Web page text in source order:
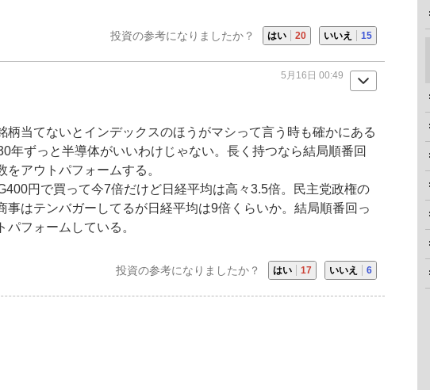
投資の参考になりましたか？ はい 20 いいえ 15
5月16日 00:49
柄当てないとインデックスのほうがマシって言う時も確かにある
年ずっと半導体がいいわけじゃない。長く持つなら結局順番回
をアウトパフォームする。
円で買って今7倍だけど日経平均は高々3.5倍。民主党政権の
事はテンバガーしてるが日経平均は9倍くらいか。結局順番回っ
パフォームしている。
投資の参考になりましたか？ はい 17 いいえ 6